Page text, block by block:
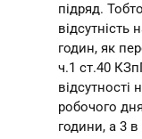
підряд.
відсутність
годин, як
ч.1 ст.40
відсутності
робочого
години, а 3